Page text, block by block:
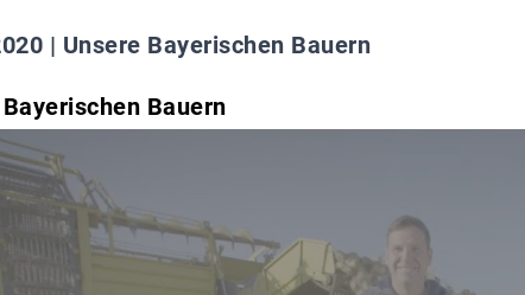
| Unsere Bayerischen Bauern
Bauern